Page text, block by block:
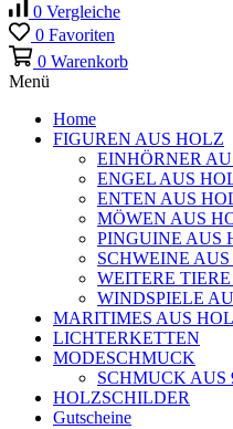
0 Vergleiche
0 Favoriten
0 Warenkorb
Menü
Home
FIGUREN AUS HOLZ
EINHÖRNER
ENGEL AUS
ENTEN AUS
MÖWEN AUS
PINGUINE AUS
SCHWEINE
WEITERE
WINDSPIELE
MARITIMES AUS
LICHTERKETTEN
MODESCHMUCK
SCHMUCK AUS
HOLZSCHILDER
Gutscheine